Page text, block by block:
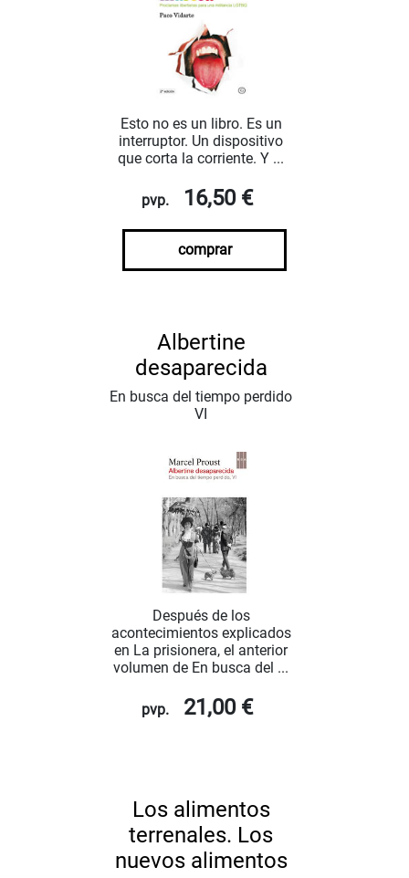
Esto no es un libro. Es un
interruptor. Un dispositivo
que corta la corriente. Y ...
pvp. 16,50 €
comprar
Albertine
desaparecida
En busca del tiempo perdido
VI
Después de los
acontecimientos explicados
en La prisionera, el anterior
volumen de En busca del ...
pvp. 21,00 €
Los alimentos
terrenales. Los
nuevos alimentos